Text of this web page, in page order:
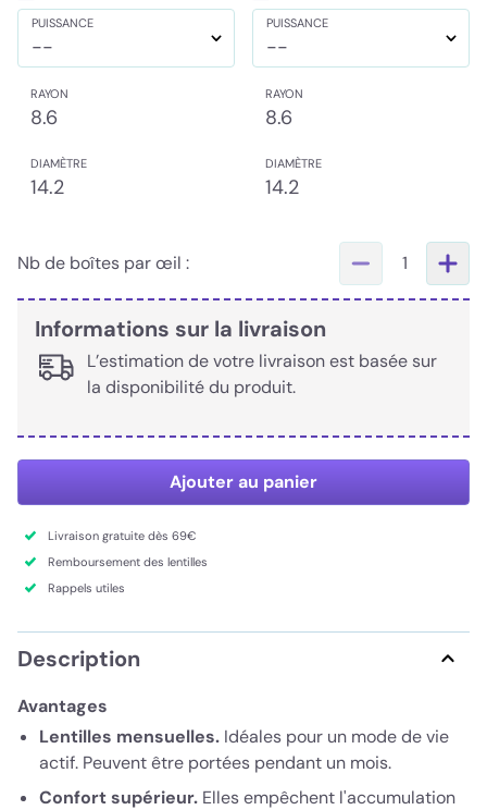
PUISSANCE
--
PUISSANCE
--
RAYON
8.6
RAYON
8.6
DIAMÈTRE
14.2
DIAMÈTRE
14.2
Nb de boîtes par œil : 1
Informations sur la livraison
L’estimation de votre livraison est basée sur
la disponibilité du produit.
Ajouter au panier
Livraison gratuite dès 69€
Remboursement des lentilles
Rappels utiles
Description
Avantages
Lentilles mensuelles. Idéales pour un mode de vie
actif. Peuvent être portées pendant un mois.
Confort supérieur. Elles empêchent l'accumulation